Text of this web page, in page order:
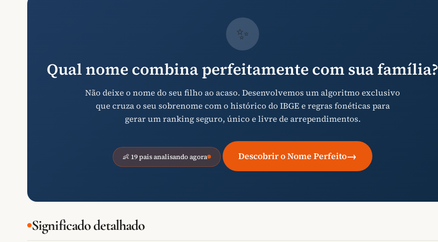
✨
Qual nome combina perfeitamente com sua família?
Não deixe o nome do seu filho ao acaso. Desenvolvemos um algoritmo exclusivo
que cruza o seu sobrenome com o histórico do IBGE e regras fonéticas para
gerar um ranking seguro, único e livre de arrependimentos.
👶 19 pais analisando agora Descobrir o Nome Perfeito→
Significado detalhado